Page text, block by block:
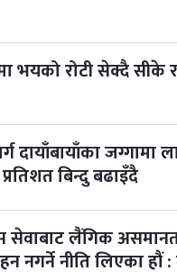
भयको रोटी सेक्दै सीके
दायाँबायाँका जग्गामा
बिन्दु बढाइँदै
सेवाबाट लैंगिक
नगर्ने नीति लिएका हौं :